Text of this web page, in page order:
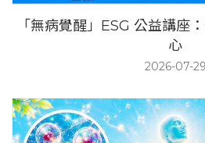
「無病覺醒」ESG 公益講座
心
2026-07-29